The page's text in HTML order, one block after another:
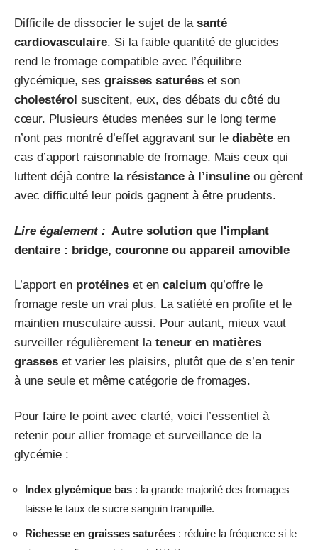
Difficile de dissocier le sujet de la santé
cardiovasculaire. Si la faible quantité de glucides
rend le fromage compatible avec l’équilibre
glycémique, ses graisses saturées et son
cholestérol suscitent, eux, des débats du côté du
cœur. Plusieurs études menées sur le long terme
n’ont pas montré d’effet aggravant sur le diabète en
cas d’apport raisonnable de fromage. Mais ceux qui
luttent déjà contre la résistance à l’insuline ou gèrent
avec difficulté leur poids gagnent à être prudents.
Lire également : Autre solution que l'implant
dentaire : bridge, couronne ou appareil amovible
L’apport en protéines et en calcium qu’offre le
fromage reste un vrai plus. La satiété en profite et le
maintien musculaire aussi. Pour autant, mieux vaut
surveiller régulièrement la teneur en matières
grasses et varier les plaisirs, plutôt que de s’en tenir
à une seule et même catégorie de fromages.
Pour faire le point avec clarté, voici l’essentiel à
retenir pour allier fromage et surveillance de la
glycémie :
Index glycémique bas : la grande majorité des fromages
laisse le taux de sucre sanguin tranquille.
Richesse en graisses saturées : réduire la fréquence si le